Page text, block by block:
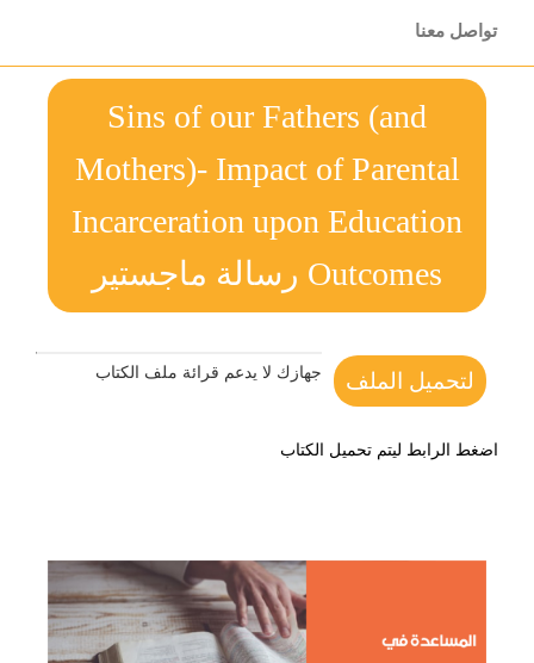
تواصل معنا
Sins of our Fathers (and
Mothers)- Impact of Parental
Incarceration upon Education
Outcomes رسالة ماجستير
لتحميل الملف جهازك لا يدعم قرائة ملف الكتاب
اضغط الرابط ليتم تحميل الكتاب